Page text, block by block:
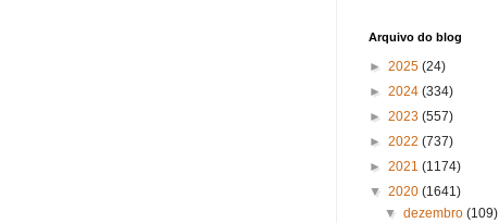
Arquivo do blog
► 2025 (24)
► 2024 (334)
► 2023 (557)
► 2022 (737)
► 2021 (1174)
▼ 2020 (1641)
▼dezembro(109)